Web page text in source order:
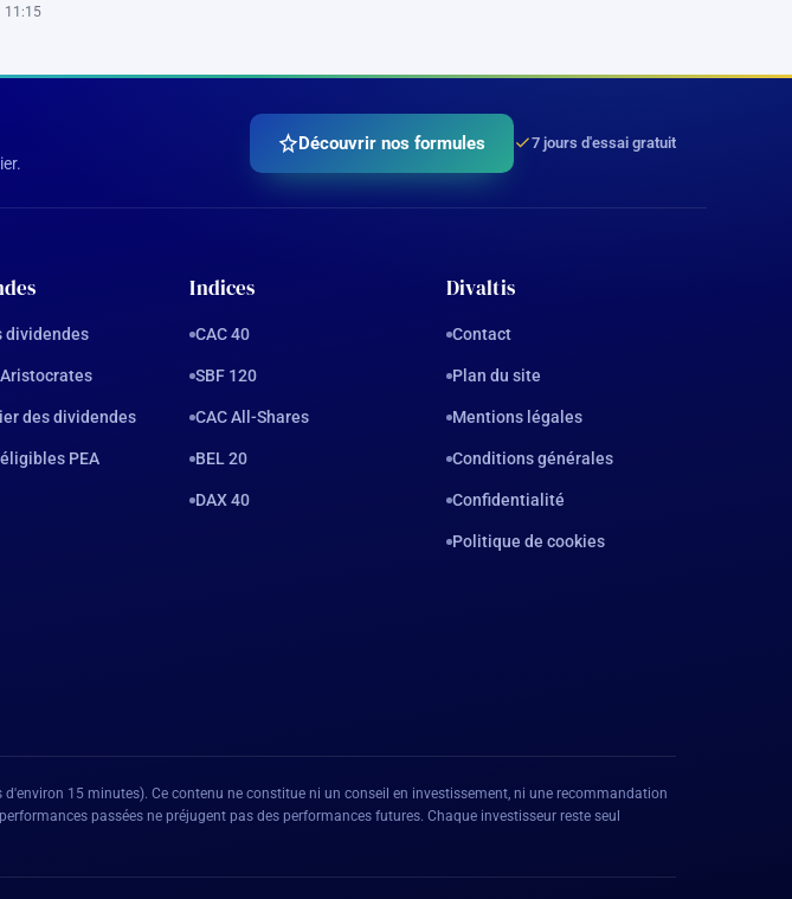
11:15
Découvrir nos formules 7 jours d'essai gratuit
dividendes
des dividendes
PEA
Indices
CAC 40
SBF 120
CAC All-Shares
BEL 20
DAX 40
Divaltis
Contact
Plan du site
Mentions légales
Conditions générales
Confidentialité
Politique de cookies
15 minutes). Ce contenu ne constitue ni un conseil en investissement, ni une recommandation
passées ne préjugent pas des performances futures. Chaque investisseur reste seul